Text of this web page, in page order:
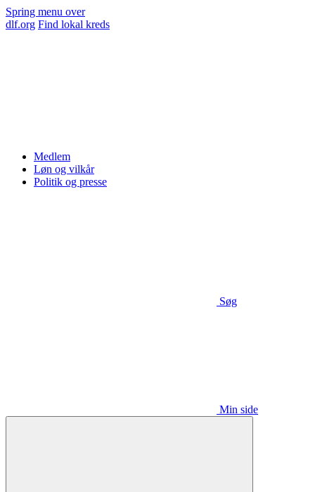
Spring menu over
dlf.org Find lokal kreds
Medlem
Løn og vilkår
Politik og presse
Søg
Min side